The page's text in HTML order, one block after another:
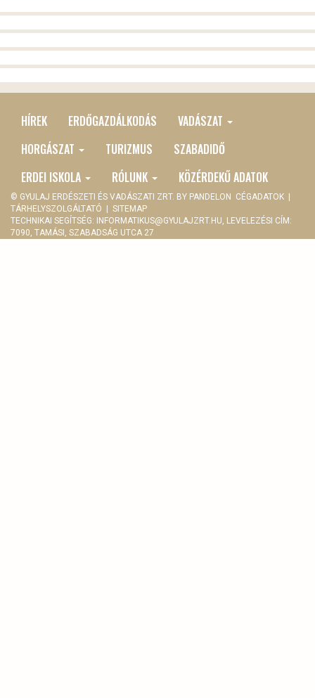
MAIN
MENU
HÍREK ERDŐGAZDÁLKODÁS
VADÁSZAT
HORGÁSZAT
TURIZMUS
SZABADIDŐ
ERDEI ISKOLA
RÓLUNK KÖZÉRDEKŰ ADATOK
© GYULAJ ERDÉSZETI ÉS VADÁSZATI ZRT. BY PANDELON CÉGADATOK |
TÁRHELYSZOLGÁLTATÓ | SITEMAP
TECHNIKAI SEGÍTSÉG: INFORMATIKUS@GYULAJZRT.HU, LEVELEZÉSI CÍM:
7090, TAMÁSI, SZABADSÁG UTCA 27